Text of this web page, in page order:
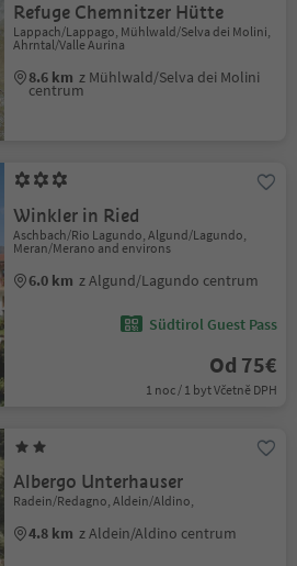
Refuge Chemnitzer Hütte
Lappach/Lappago, Mühlwald/Selva dei Molini,
Ahrntal/Valle Aurina
8.6 km z Mühlwald/Selva dei Molini
centrum
Winkler in Ried
Aschbach/Rio Lagundo, Algund/Lagundo,
Meran/Merano and environs
6.0 km z Algund/Lagundo centrum
Südtirol Guest Pass
Od 75€
1 noc / 1 byt Včetně DPH
Albergo Unterhauser
Radein/Redagno, Aldein/Aldino,
4.8 km z Aldein/Aldino centrum